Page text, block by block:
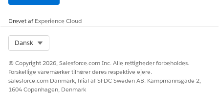
Drevet afExperience Cloud
Dansk
© Copyright 2026, Salesforce.com Inc. Alle rettigheder forbeholdes.
Forskellige varemærker tilhører deres respektive ejere.
salesforce.com Danmark, filial af SFDC Sweden AB. Kampmannsgade 2,
1604 Copenhagen, Denmark